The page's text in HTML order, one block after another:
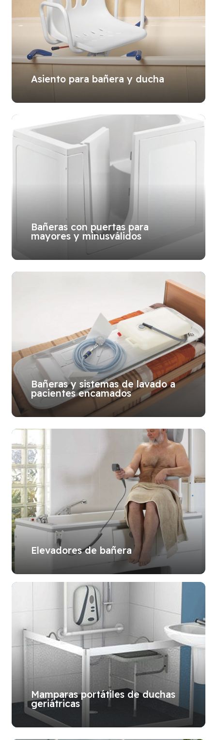
Asiento para bañera y ducha
Bañeras con puertas para
mayores y minusválidos
Bañeras y sistemas de lavado a
pacientes encamados
Elevadores de bañera
Mamparas portátiles de duchas
geriátricas